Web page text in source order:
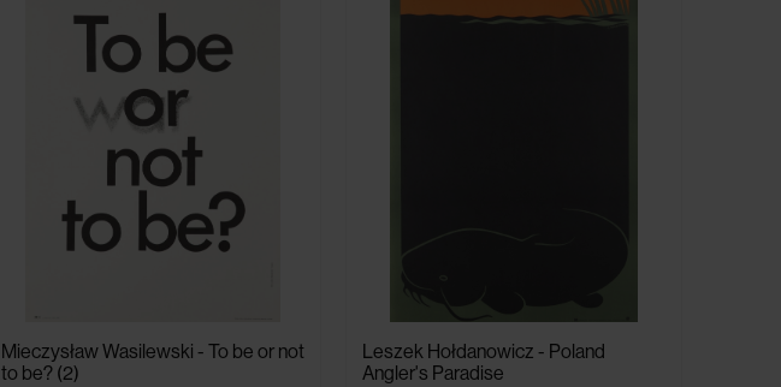
Mieczysław Wasilewski - To be or not
to be? (2)
Leszek Hołdanowicz - Poland
Angler's Paradise